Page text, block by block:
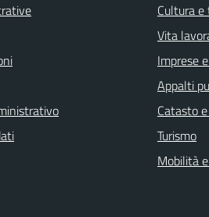
Cultura
Vita
Imprese
Appalti
Catasto
Turismo
Mobilità